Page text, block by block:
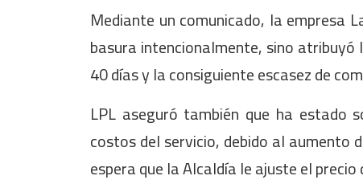
Mediante un comunicado, la empresa
basura intencionalmente, sino
40 días y la consiguiente escasez de
LPL aseguró también que ha estado
costos del servicio, debido al aumento
espera que la Alcaldía le ajuste el precio